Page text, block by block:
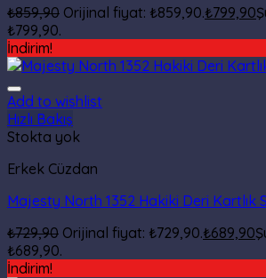
₺859,90 Orijinal fiyat: ₺859,90.₺799,90
₺799,90.
İndirim!
Add to wishlist
Hızlı Bakış
Stokta yok
Erkek Cüzdan
Majesty North 1352 Hakiki Deri Kartlık
₺729,90 Orijinal fiyat: ₺729,90.₺689,90
₺689,90.
İndirim!